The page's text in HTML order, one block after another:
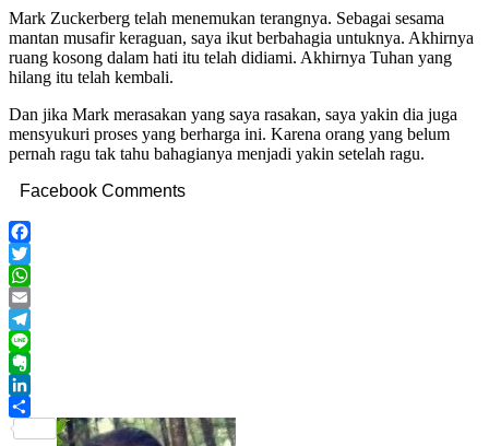
Mark Zuckerberg telah menemukan terangnya. Sebagai sesama
mantan musafir keraguan, saya ikut berbahagia untuknya. Akhirnya
ruang kosong dalam hati itu telah didiami. Akhirnya Tuhan yang
hilang itu telah kembali.
Dan jika Mark merasakan yang saya rasakan, saya yakin dia juga
mensyukuri proses yang berharga ini. Karena orang yang belum
pernah ragu tak tahu bahagianya menjadi yakin setelah ragu.
Facebook Comments
Facebook
Twitter
WhatsApp
Email
Telegram
Line
Evernote
LinkedIn
Share